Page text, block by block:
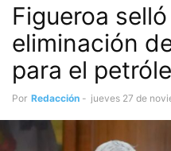
Figueroa
eliminación
para el
Por Redacción - jueves 27 de